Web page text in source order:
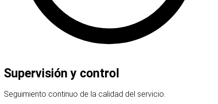
Supervisión y control
Seguimiento continuo de la calidad del servicio.